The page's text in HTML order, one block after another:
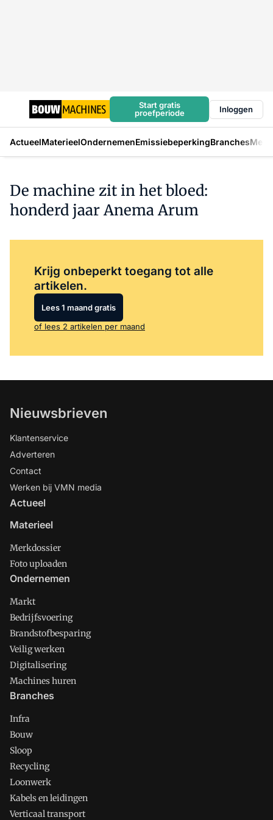
Start gratis
proefperiode
Inloggen
ActueelMaterieelOndernemenEmissiebeperkingBranches
De machine zit in het bloed:
honderd jaar Anema Arum
Krijg onbeperkt toegang tot alle
artikelen.
Lees 1 maand gratis
of lees 2 artikelen per maand
Nieuwsbrieven
Klantenservice
Adverteren
Contact
Werken bij VMN media
Actueel
Materieel
Merkdossier
Foto uploaden
Ondernemen
Markt
Bedrijfsvoering
Brandstofbesparing
Veilig werken
Digitalisering
Machines huren
Branches
Infra
Bouw
Sloop
Recycling
Loonwerk
Kabels en leidingen
Verticaal transport